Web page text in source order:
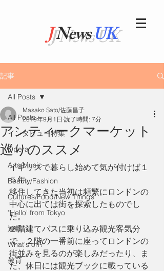
JNewsUK
記事
All Posts
インタビュー特集
Opera
Arts/Music
Beauty/Fashion
Cultures/Food/New Things
"Hello' from Tokyo
連載
What's on?
教育
All Posts
アンティークマーケット
巡りのススメ
Masako Sato/佐藤昌子
2019年9月1日 読了時間: 7分
イギリスで暮らし始めて気が付けば１
５年。
移住してきた当初は頻繁にロンドンの
中心に出ては街を探索したものでし
た。
２階建てバスに乗り込み観光客気分
で、２階の一番前に座ってロンドンの
街並みを見るのが楽しみだったり、ま
た、休日には観光ブックに載っている